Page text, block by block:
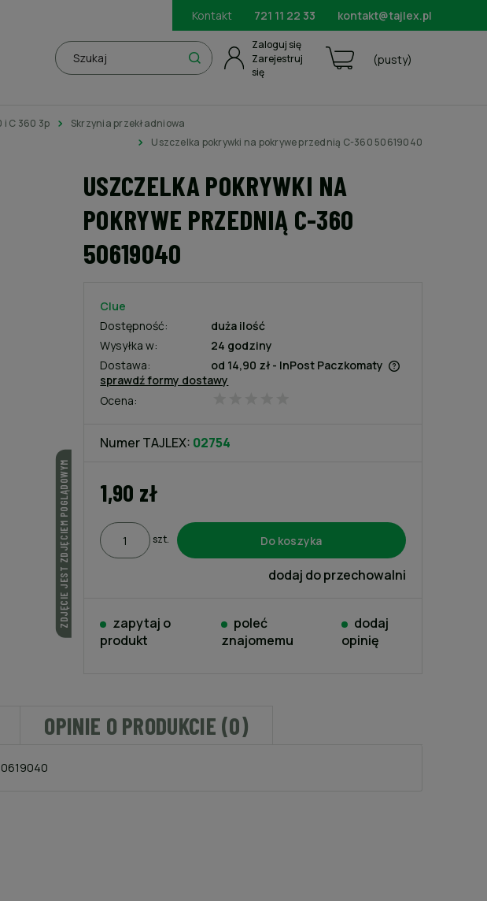
Kontakt 721 11 22 33 kontakt@tajlex.pl
(pusty)
Zarejestruj
się
Zaloguj się
i C 360 3p
Skrzynia przekładniowa
Uszczelka pokrywki na pokrywe przednią C-360 50619040
USZCZELKA POKRYWKI NA
POKRYWE PRZEDNIĄ C-360
50619040
ZDJĘCIE JEST ZDJĘCIEM POGLĄDOWYM
Ocena:
Clue
Dostępność:
duża ilość
Wysyłka w:
24 godziny
Dostawa:
od 14,90 zł - InPost Paczkomaty
sprawdź formy dostawy
Numer TAJLEX: 02754
1,90 zł
szt. Do koszyka
dodaj do przechowalni
zapytaj o
produkt
poleć
znajomemu
dodaj
opinię
OPINIE O PRODUKCIE (0)